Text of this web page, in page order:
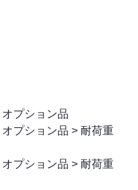
オプション品
オプション品 > 耐荷重
オプション品 > 耐荷重